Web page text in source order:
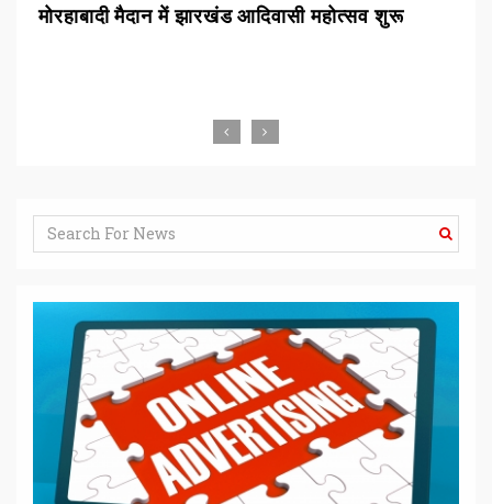
मोरहाबादी मैदान में झारखंड आदिवासी महोत्सव शुरू